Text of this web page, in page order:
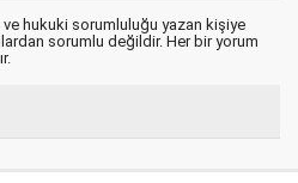
ve hukuki sorumluluğu yazan kişiye
sorumlu değildir. Her bir yorum